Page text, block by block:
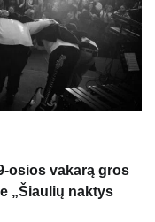
osios vakarą gros
„Šiaulių naktys